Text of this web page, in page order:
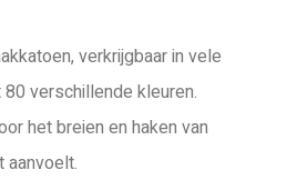
verkrijgbaar in vele
verschillende kleuren.
het breien en haken van
aanvoelt.